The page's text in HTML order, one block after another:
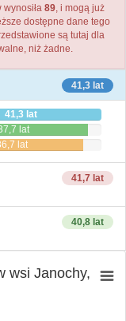
89, i mogą już
dostępne dane tego
są tutaj dla
niż żadne.
41,3 lat
41,3 lat
lat
lat
41,7 lat
40,8 lat
wsi Janochy,